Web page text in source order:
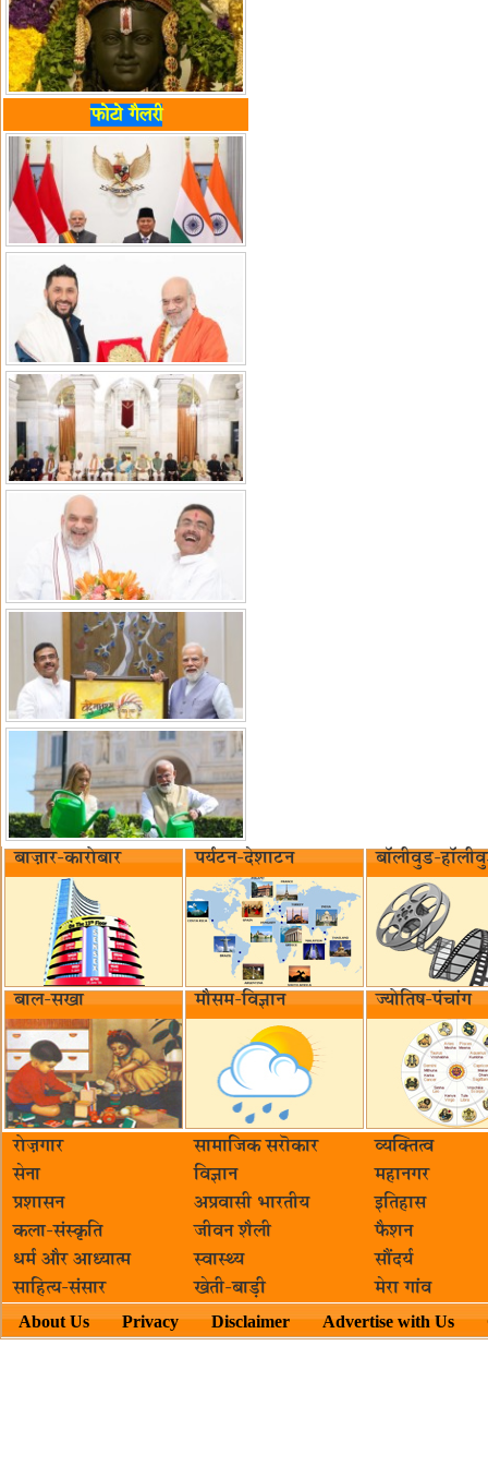
फोटो गैलरी
बाज़ार-कारोबार पर्यटन-देशाटन बॉलीवुड-
बाल-सखा मौसम-विज्ञान ज्योतिष-पंचांग
रोज़गार सामाजिक सरॊकार‌
व्यक्तित्व
सेना
विज्ञान
महानगर
प्रशासन
अप्रवासी भारतीय
इतिहास
कला-संस्कृति
जीवन शैली
फैशन
धर्म और आध्यात्म
स्वास्थ्य
सौंदर्य
साहित्य-संसार
खेती-बाड़ी मेरा गांव
About Us Privacy Disclaimer Advertise with Us